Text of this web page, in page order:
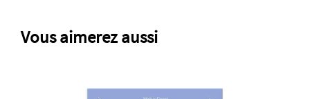
Vous aimerez aussi